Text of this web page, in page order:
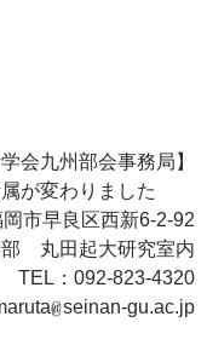
会九州部会事務局】
が変わりました
市早良区西新6-2-92
部 丸田起大研究室内
TEL：092-823-4320
seinan-gu.ac.jp